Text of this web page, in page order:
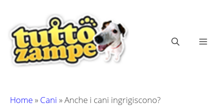
contenuto
Home» Cani »Anche i cani ingrigiscono?